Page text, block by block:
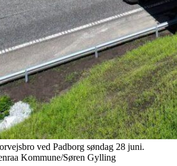
ved Padborg søndag 28 juni.
Kommune/Søren Gylling